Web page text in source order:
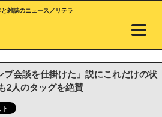
雑誌のニュース／リテラ
プ会談を仕掛けた」説にこれだけの状
2人のタッグを絶賛